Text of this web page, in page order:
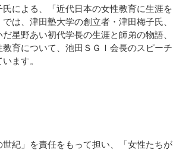
による、「近代日本の女性教育に生涯を
は、津田塾大学の創立者・津田梅子氏、
星野あい初代学長の生涯と師弟の物語、
教育について、池田ＳＧＩ会長のスピーチ
ます。
紀」を責任をもって担い、「女性たちが